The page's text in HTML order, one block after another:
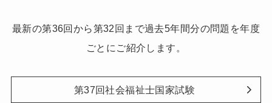
最新の第36回から第32回まで過去5年間分の問題を年度
ごとにご紹介します。
第37回社会福祉士国家試験